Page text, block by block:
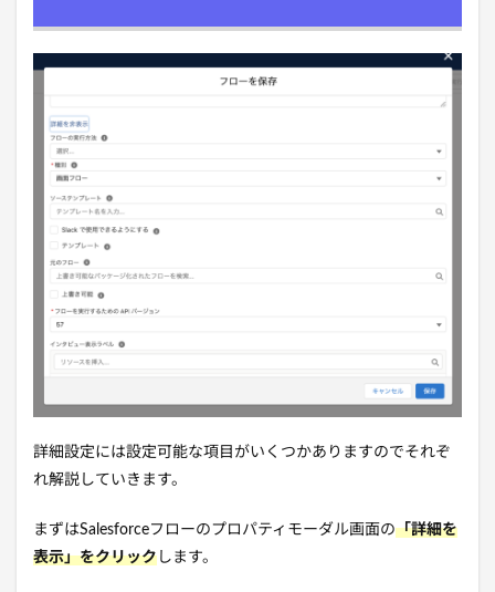
詳細設定には設定可能な項目がいくつかありますのでそれぞ
れ解説していきます。
まずはSalesforceフローのプロパティモーダル画面の「詳細を
表示」をクリック します。